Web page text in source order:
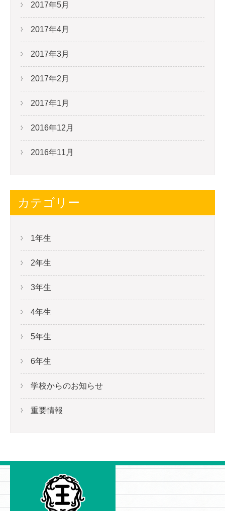
2017年5月
2017年4月
2017年3月
2017年2月
2017年1月
2016年12月
2016年11月
カテゴリー
1年生
2年生
3年生
4年生
5年生
6年生
学校からのお知らせ
重要情報